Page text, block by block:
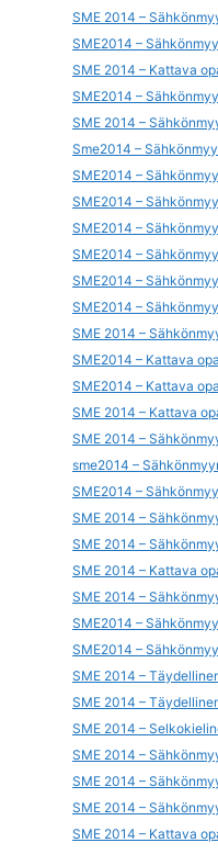
SME 2014 –
SME2014 –
SME 2014 – Kattava
SME2014 –
SME 2014 –
Sme2014 –
SME2014 –
SME2014 –
SME2014 –
SME2014 –
SME2014 –
SME2014 –
SME 2014 –
SME2014 – Kattava
SME2014 – Kattava
SME 2014 – Kattava
SME 2014 –
sme2014 –
SME2014 –
SME 2014 –
SME 2014 –
SME 2014 – Kattava
SME 2014 –
SME2014 –
SME2014 –
SME 2014 –
SME 2014 –
SME 2014 –
SME 2014 –
SME 2014 –
SME 2014 –
SME 2014 – Kattava